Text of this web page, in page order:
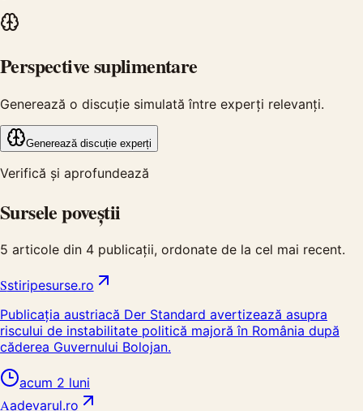
Perspective suplimentare
Generează o discuție simulată între experți relevanți.
Generează discuție experți
Verifică și aprofundează
Sursele poveștii
5 articole din 4 publicații, ordonate de la cel mai recent.
Sstiripesurse.ro
Publicația austriacă Der Standard avertizează asupra
riscului de instabilitate politică majoră în România după
căderea Guvernului Bolojan.
acum 2 luni
Aadevarul.ro